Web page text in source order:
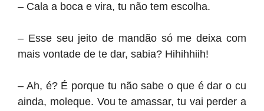
– Cala a boca e vira, tu não tem escolha.
– Esse seu jeito de mandão só me deixa com
mais vontade de te dar, sabia? Hihihhiih!
– Ah, é? É porque tu não sabe o que é dar o cu
ainda, moleque. Vou te amassar, tu vai perder a